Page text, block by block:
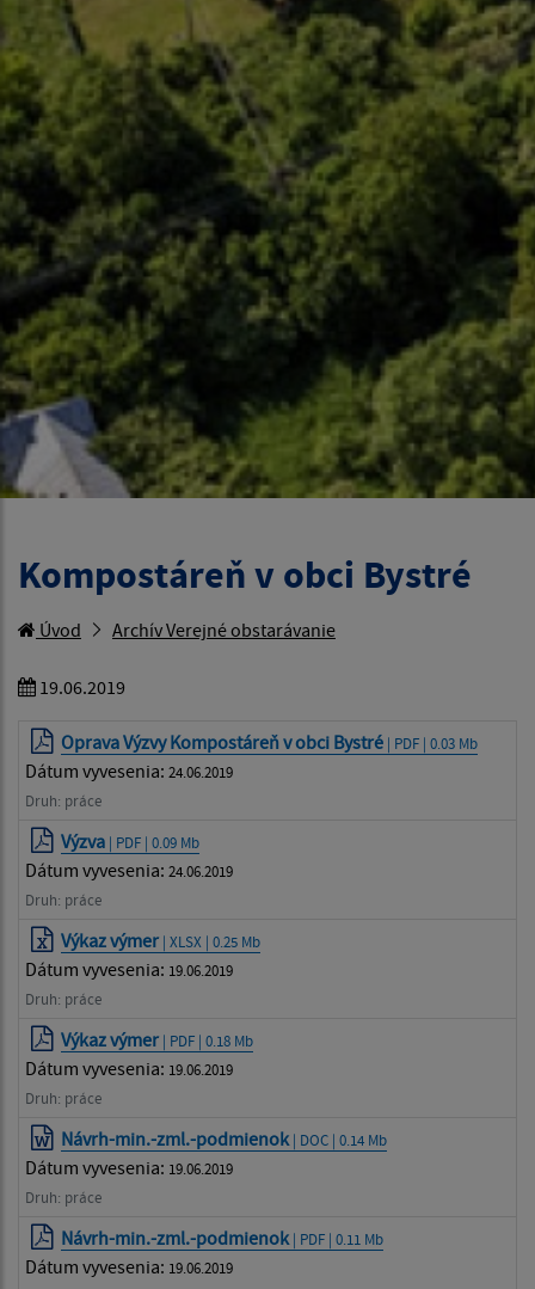
Kompostáreň v obci Bystré
Úvod Archív Verejné obstarávanie
19.06.2019
Oprava Výzvy Kompostáreň v obci Bystré | PDF | 0.03 Mb
Dátum vyvesenia: 24.06.2019
Druh: práce
Výzva | PDF | 0.09 Mb
Dátum vyvesenia: 24.06.2019
Druh: práce
Výkaz výmer | XLSX | 0.25 Mb
Dátum vyvesenia: 19.06.2019
Druh: práce
Výkaz výmer | PDF | 0.18 Mb
Dátum vyvesenia: 19.06.2019
Druh: práce
Návrh-min.-zml.-podmienok | DOC | 0.14 Mb
Dátum vyvesenia: 19.06.2019
Druh: práce
Návrh-min.-zml.-podmienok | PDF | 0.11 Mb
Dátum vyvesenia: 19.06.2019